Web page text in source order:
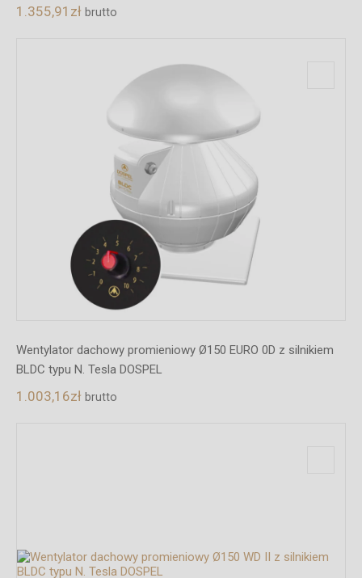
1.355,91 zł brutto
Wentylator dachowy promieniowy Ø150 EURO 0D z silnikiem
BLDC typu N. Tesla DOSPEL
1.003,16zł brutto